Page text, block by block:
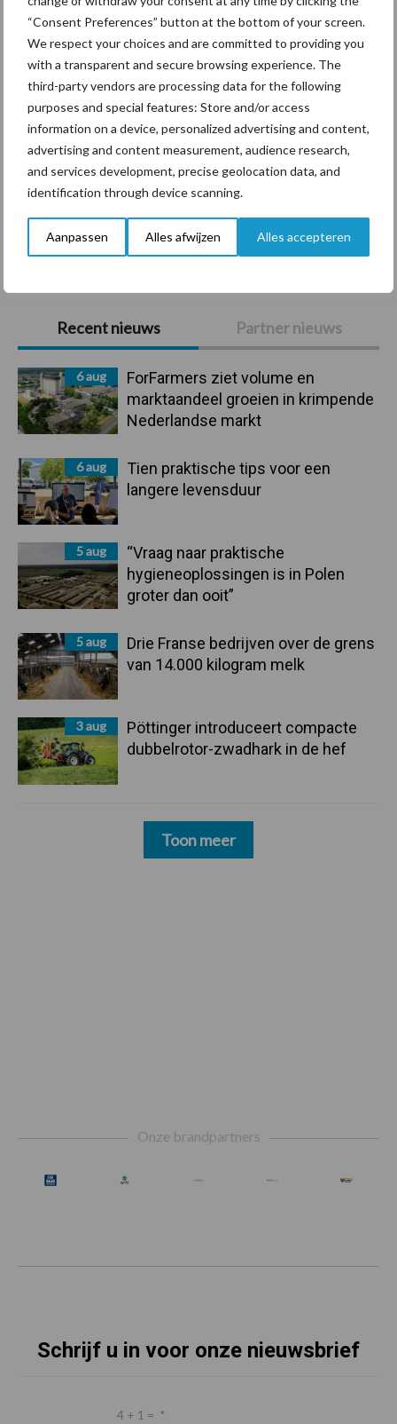
“Consent Preferences” button at the bottom of your screen.
We respect your choices and are committed to providing you
with a transparent and secure browsing experience. The
third-party vendors are processing data for the following
purposes and special features: Store and/or access
information on a device, personalized advertising and content,
advertising and content measurement, audience research,
and services development, precise geolocation data, and
identification through device scanning.
Aanpassen Alles afwijzen Alles accepteren
Primaire
Sidebar
Recent nieuws Partner nieuws
6 aug
ForFarmers ziet volume en
marktaandeel groeien in krimpende
Nederlandse markt
6 aug
Tien praktische tips voor een
langere levensduur
5 aug
“Vraag naar praktische
hygieneoplossingen is in Polen
groter dan ooit”
5 aug
Drie Franse bedrijven over de grens
van 14.000 kilogram melk
3 aug
Pöttinger introduceert compacte
dubbelrotor-zwadhark in de hef
Toon meer
Diergezondheid Bemesting Fokkerij
Bedrijfsnieuws
Ligbox &
Voerhekken
Toon meer
Onze brandpartners
Schrijf u in voor onze nieuwsbrief
4 + 1 = *